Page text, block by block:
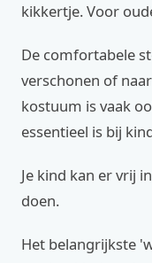
kikkertje. Voor
De comfortabele
verschonen of
kostuum is vaak
essentieel is bij
Je kind kan er vrij
doen.
Het belangrijkste